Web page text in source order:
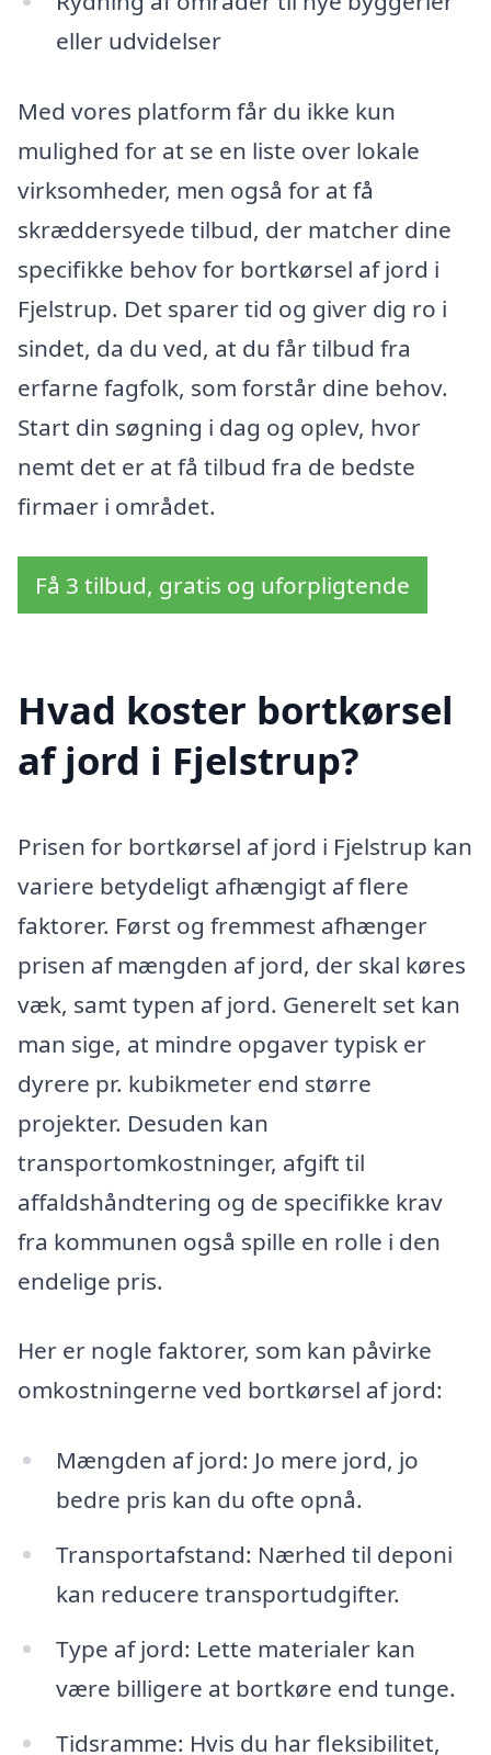
eller udvidelser
Med vores platform får du ikke kun
mulighed for at se en liste over lokale
virksomheder, men også for at få
skræddersyede tilbud, der matcher dine
specifikke behov for bortkørsel af jord i
Fjelstrup. Det sparer tid og giver dig ro i
sindet, da du ved, at du får tilbud fra
erfarne fagfolk, som forstår dine behov.
Start din søgning i dag og oplev, hvor
nemt det er at få tilbud fra de bedste
firmaer i området.
Få 3 tilbud, gratis og uforpligtende
Hvad koster bortkørsel
af jord i Fjelstrup?
Prisen for bortkørsel af jord i Fjelstrup kan
variere betydeligt afhængigt af flere
faktorer. Først og fremmest afhænger
prisen af mængden af jord, der skal køres
væk, samt typen af jord. Generelt set kan
man sige, at mindre opgaver typisk er
dyrere pr. kubikmeter end større
projekter. Desuden kan
transportomkostninger, afgift til
affaldshåndtering og de specifikke krav
fra kommunen også spille en rolle i den
endelige pris.
Her er nogle faktorer, som kan påvirke
omkostningerne ved bortkørsel af jord:
Mængden af jord: Jo mere jord, jo
bedre pris kan du ofte opnå.
Transportafstand: Nærhed til deponi
kan reducere transportudgifter.
Type af jord: Lette materialer kan
være billigere at bortkøre end tunge.
Tidsramme: Hvis du har fleksibilitet,